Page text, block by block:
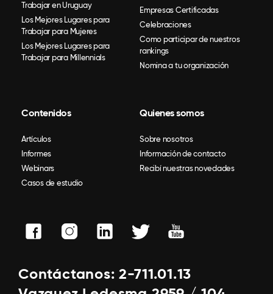
Trabajar en Uruguay
Los Mejores Lugares para
Trabajar para Mujeres
Los Mejores Lugares para
Trabajar para Millennials
Empresas Certificadas
Celebraciones
Como participar de nuestros
rankings
Nomina a tu organización
Contenidos
Artículos
Informes
Webinars
Casos de estudio
Quienes somos
Sobre nosotros
Información de contacto
Recibí nuestras novedades
Contáctanos: 2-711.01.13